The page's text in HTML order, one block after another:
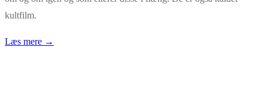
kultfilm.
Læs mere →